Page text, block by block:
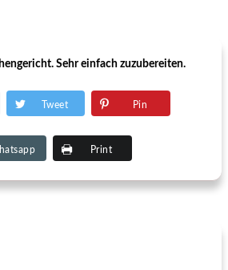
Sehr einfach zuzubereiten.
Tweet Pin
Print